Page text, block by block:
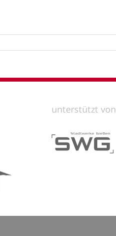
unterstützt von